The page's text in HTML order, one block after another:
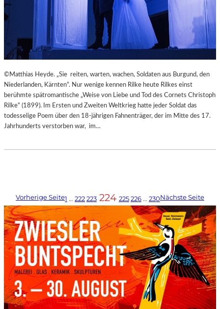
©Matthias Heyde. „Sie reiten, warten, wachen, Soldaten aus Burgund, den
Niederlanden, Kärnten“. Nur wenige kennen Rilke heute Rilkes einst
berühmte spätromantische „Weise von Liebe und Tod des Cornets Christoph
Rilke“ (1899). Im Ersten und Zweiten Weltkrieg hatte jeder Soldat das
todesselige Poem über den 18-jährigen Fahnenträger, der im Mitte des 17.
Jahrhunderts verstorben war, im…
Vorherige Seite1 … 222223 224 225226 … 230Nächste Seite